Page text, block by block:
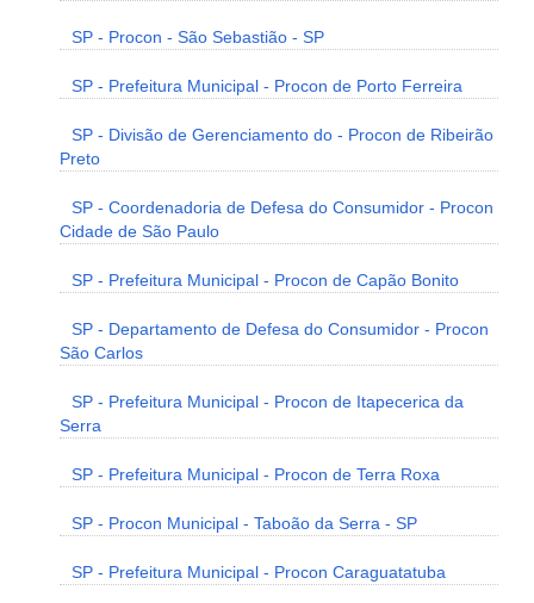
SP - Procon - São Sebastião - SP
SP - Prefeitura Municipal - Procon de Porto Ferreira
SP - Divisão de Gerenciamento do - Procon de Ribeirão
Preto
SP - Coordenadoria de Defesa do Consumidor - Procon
Cidade de São Paulo
SP - Prefeitura Municipal - Procon de Capão Bonito
SP - Departamento de Defesa do Consumidor - Procon
São Carlos
SP - Prefeitura Municipal - Procon de Itapecerica da
Serra
SP - Prefeitura Municipal - Procon de Terra Roxa
SP - Procon Municipal - Taboão da Serra - SP
SP - Prefeitura Municipal - Procon Caraguatatuba